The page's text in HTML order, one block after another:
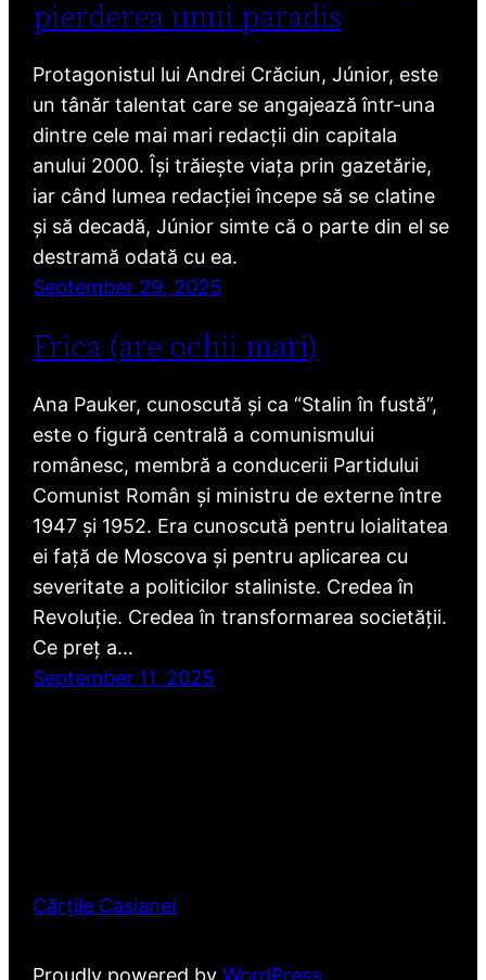
pierderea unui paradis
Protagonistul lui Andrei Crăciun, Júnior, este
un tânăr talentat care se angajează într-una
dintre cele mai mari redacții din capitala
anului 2000. Își trăiește viața prin gazetărie,
iar când lumea redacției începe să se clatine
și să decadă, Júnior simte că o parte din el se
destramă odată cu ea.
September 29, 2025
Frica (are ochii mari)
Ana Pauker, cunoscută și ca “Stalin în fustă”,
este o figură centrală a comunismului
românesc, membră a conducerii Partidului
Comunist Român și ministru de externe între
1947 și 1952. Era cunoscută pentru loialitatea
ei față de Moscova și pentru aplicarea cu
severitate a politicilor staliniste. Credea în
Revoluție. Credea în transformarea societății.
Ce preț a…
September 11, 2025
Cărțile Casianei
Proudly powered byWordPress